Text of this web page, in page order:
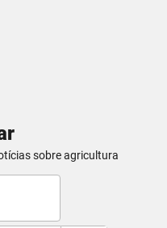
sobre agricultura